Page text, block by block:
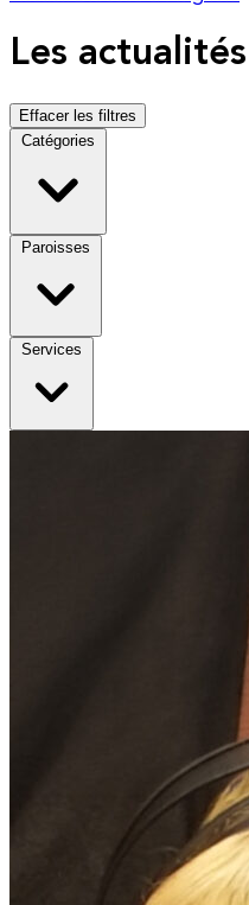
Les
Effacer les filtres
Catégories
Paroisses
Services